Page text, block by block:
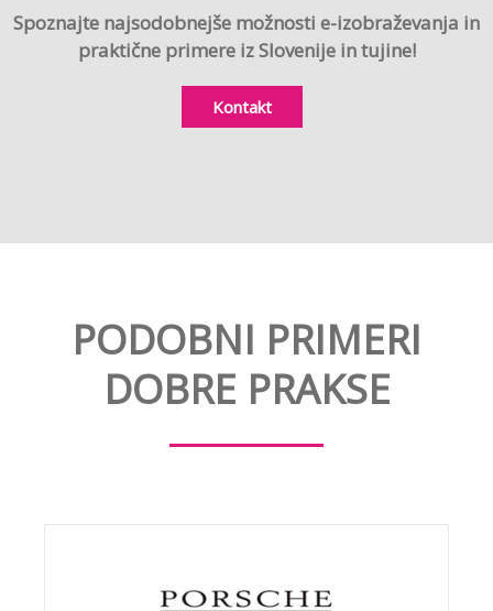
Spoznajte najsodobnejše možnosti e-izobraževanja in
praktične primere iz Slovenije in tujine!
Kontakt
PODOBNI PRIMERI
DOBRE PRAKSE